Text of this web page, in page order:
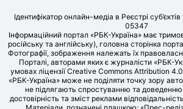
Ідентифікатор онлайн-медіа в Реєстрі
05347
Інформаційний портал «РБК-Україна» має
російську та англійську), головна сторінка
Фотографії, зображення належать їх
Порталі, авторами яких є журналісти «РБК-
умовах ліцензії Creative Commons Attribution
«РБК-Україна» може не поділяти точку зору
не підлягають спростуванню та доведенню
достовірність та зміст реклами